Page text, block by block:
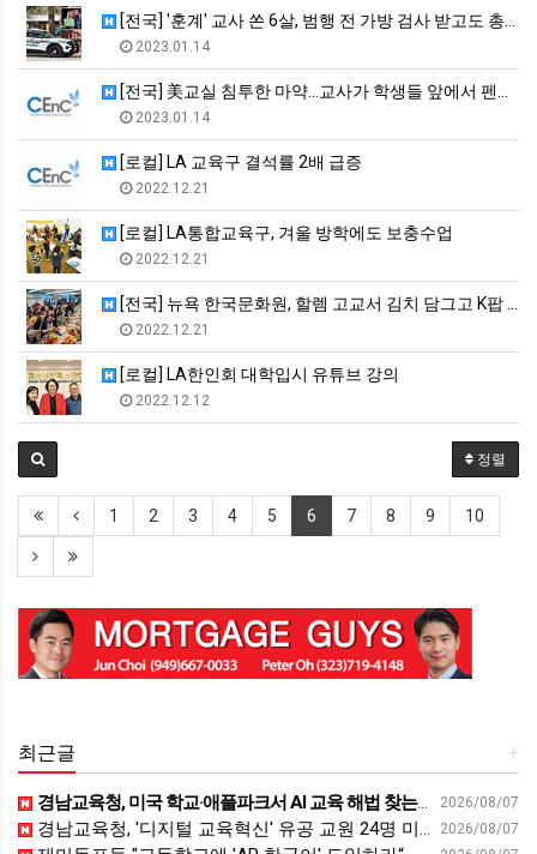
[전국] '훈계' 교사 쏜 6살, 범행 전 가방 검사 받고도 총…
2023.01.14
[전국] 美교실 침투한 마약…교사가 학생들 앞에서 펜타닐 취해 …
2023.01.14
[로컬] LA 교육구 결석률 2배 급증
2022.12.21
[로컬] LA통합교육구, 겨울 방학에도 보충수업
2022.12.21
[전국] 뉴욕 한국문화원, 할렘 고교서 김치 담그고 K팝 댄스 …
2022.12.21
[로컬] LA한인회 대학입시 유튜브 강의
2022.12.12
정렬
1 2 3 4 5 6 7 8 9 10
+
최근글
2026/08/07
경남교육청, 미국 학교·애플파크서 AI 교육 해법 찾는다 - 스트레이트뉴스
2026/08/07
경남교육청, '디지털 교육혁신' 유공 교원 24명 미국 연수 - 연합뉴스